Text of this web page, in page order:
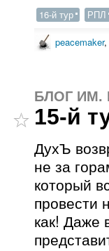
16-й тур РПЛ
peacemaker,
БЛОГ ИМ.
15-й
ДухЪ
не за
который
провести
как! Даже